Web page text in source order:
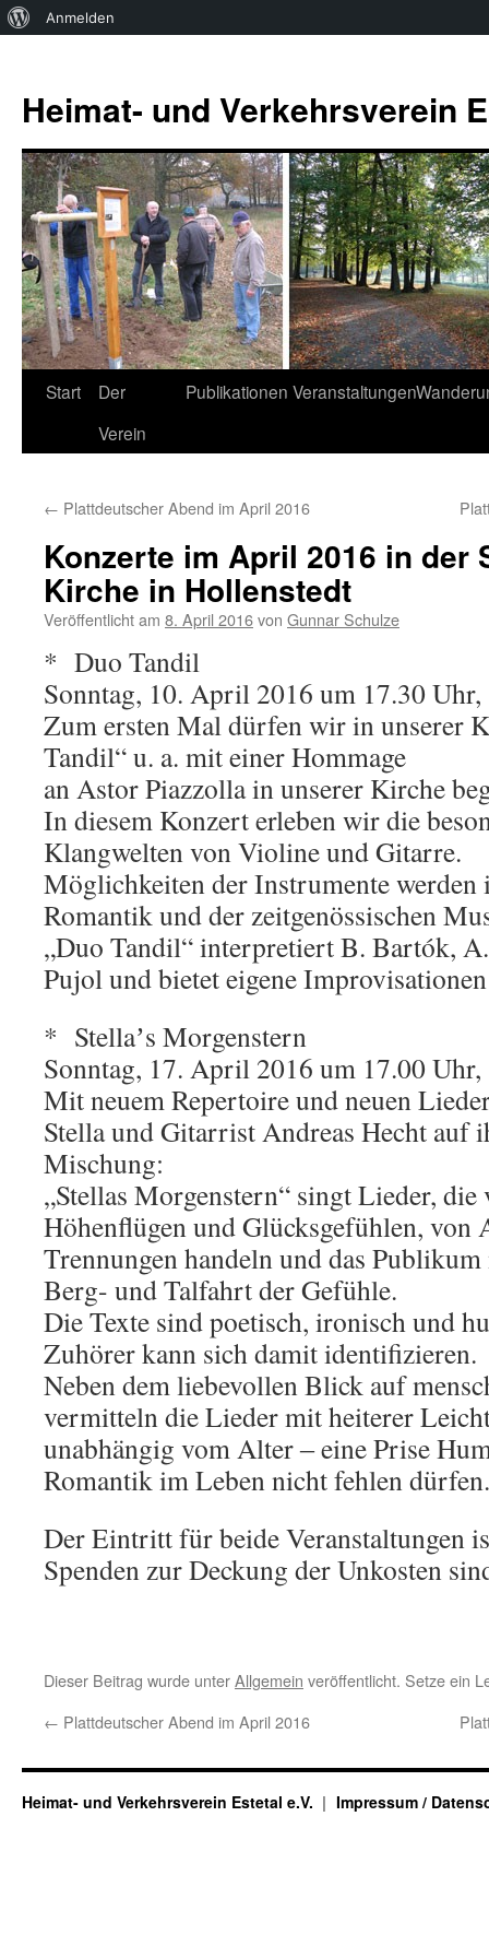
Über
Anmelden
springen
Heimat- und Verkehrsverein
Start
Der
Verein
Publikationen Veranstaltungen
← Plattdeutscher Abend im April 2016
Konzerte im April 2016 in der
Kirche in Hollenstedt
Veröffentlicht am 8. April 2016von Gunnar Schulze
* Duo Tandil
Sonntag, 10. April 2016 um 17.30
Zum ersten Mal dürfen wir in unserer
Tandil“ u. a. mit einer Hommage
an Astor Piazzolla in unserer Kirche
In diesem Konzert erleben wir die
Klangwelten von Violine und Gitarre.
Möglichkeiten der Instrumente werden
Romantik und der zeitgenössischen
„Duo Tandil“ interpretiert B. Bartók,
Pujol und bietet eigene
* Stellaʼs Morgenstern
Sonntag, 17. April 2016 um 17.00
Mit neuem Repertoire und neuen
Stella und Gitarrist Andreas Hecht auf
Mischung:
„Stellas Morgenstern“ singt Lieder,
Höhenflügen und Glücksgefühlen, von
Trennungen handeln und das
Berg- und Talfahrt der Gefühle.
Die Texte sind poetisch, ironisch und
Zuhörer kann sich damit identifizieren.
Neben dem liebevollen Blick auf
vermitteln die Lieder mit heiterer
unabhängig vom Alter ‒ eine Prise
Romantik im Leben nicht fehlen dürfen.
Der Eintritt für beide Veranstaltungen
Spenden zur Deckung der Unkosten
Dieser Beitrag wurde unterAllgemein veröffentlicht. Setze ein
← Plattdeutscher Abend im April 2016
Heimat- und Verkehrsverein Estetal e.V. Impressum /